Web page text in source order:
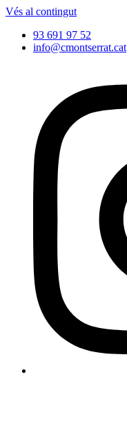
Vés al contingut
93 691 97 52
info@cmontserrat.cat